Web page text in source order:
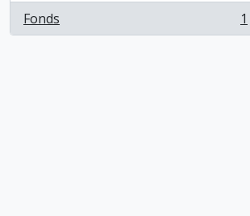
Fonds
, 1 résultats 1